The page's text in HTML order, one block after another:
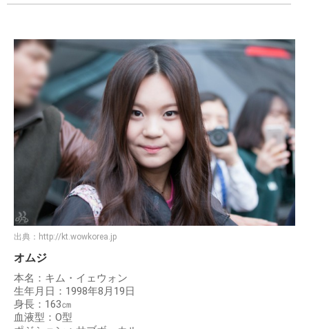
出典： http://kt.wowkorea.jp
オムジ
本名：キム・イェウォン
生年月日：1998年8月19日
身長：163㎝
血液型：O型